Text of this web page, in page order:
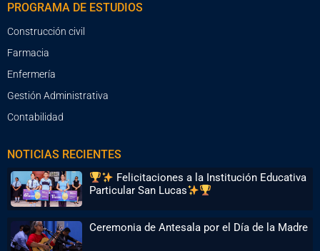
PROGRAMA DE ESTUDIOS
Construcción civil
Farmacia
Enfermería
Gestión Administrativa
Contabilidad
NOTICIAS RECIENTES
Felicitaciones a la Institución Educativa
Particular San Lucas
Ceremonia de Antesala por el Día de la Madre